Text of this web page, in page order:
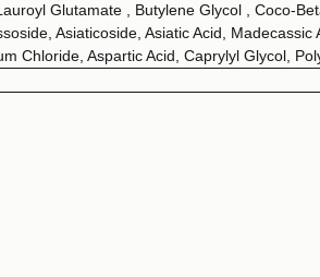
Glutamate , Butylene Glycol , Coco-
Asiaticoside, Asiatic Acid,
Chloride, Aspartic Acid, Caprylyl Glycol,